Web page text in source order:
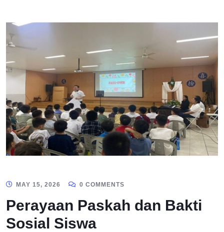
MAY 15, 2026 0 COMMENTS
Perayaan Paskah dan Bakti
Sosial Siswa